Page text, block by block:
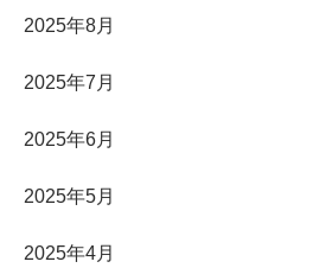
2025年8月
2025年7月
2025年6月
2025年5月
2025年4月